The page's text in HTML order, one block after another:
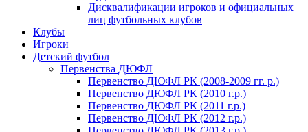
Дисквалификации игроков и официальных
лиц футбольных клубов
Клубы
Игроки
Детский футбол
Первенства ДЮФЛ
Первенство ДЮФЛ РК (2008-2009 гг. р.)
Первенство ДЮФЛ РК (2010 г.р.)
Первенство ДЮФЛ РК (2011 г.р.)
Первенство ДЮФЛ РК (2012 г.р.)